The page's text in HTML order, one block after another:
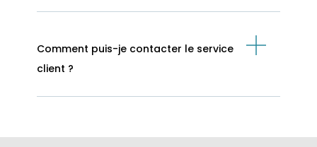
Comment puis-je contacter le service
client ?